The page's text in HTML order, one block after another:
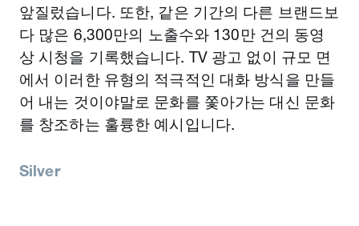
앞질렀습니다. 또한, 같은 기간의 다른 브랜드보
다 많은 6,300만의 노출수와 130만 건의 동영
상 시청을 기록했습니다. TV 광고 없이 규모 면
에서 이러한 유형의 적극적인 대화 방식을 만들
어 내는 것이야말로 문화를 쫓아가는 대신 문화
를 창조하는 훌륭한 예시입니다.
Silver